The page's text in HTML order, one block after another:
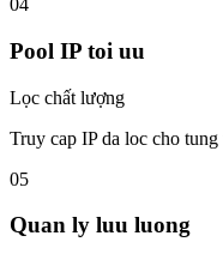
04
Pool IP toi uu
Lọc chất lượng
Truy cap IP da loc cho tung
05
Quan ly luu luong